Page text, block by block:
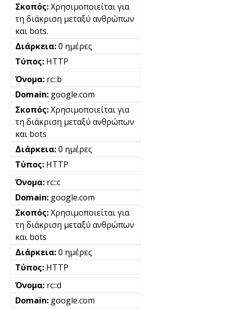
Χρησιμοποιείται για
τη διάκριση μεταξύ ανθρώπων
και bots.
0 ημέρες
HTTP
rc::b
google.com
Χρησιμοποιείται για
τη διάκριση μεταξύ ανθρώπων
και bots
0 ημέρες
HTTP
rc::c
google.com
Χρησιμοποιείται για
τη διάκριση μεταξύ ανθρώπων
και bots
0 ημέρες
HTTP
rc::d
google.com